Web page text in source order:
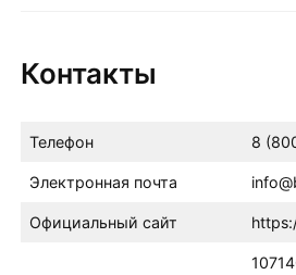
Контакты
Телефон 8
Электронная почта
Официальный сайт